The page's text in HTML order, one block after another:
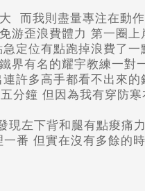
而我則盡量專注在動
游歪浪費體力 第一圈
定位有點跑掉浪費了一
界有名的耀宇教練一對
許多高手都看不出來
分鐘 但因為我有穿防
現左下背和腿有點痠痛
番 但實在沒有多餘的